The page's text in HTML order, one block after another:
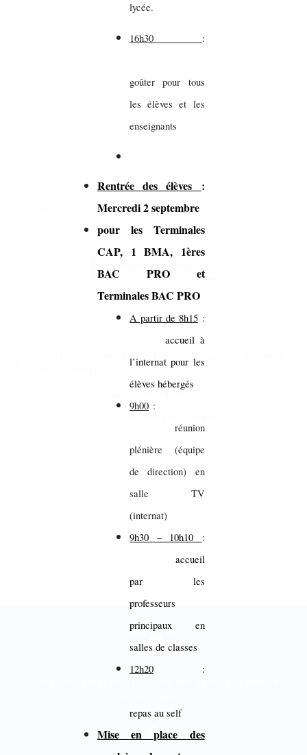
lycée.
16h30 :
goûter pour tous
les élèves et les
enseignants
Rentrée des élèves :
Mercredi 2 septembre
pour les Terminales
CAP, 1 BMA, 1ères
BAC PRO et
Terminales BAC PRO
A partir de 8h15:
accueil à
l’internat pour les
élèves hébergés
9h00 :
réunion
plénière (équipe
de direction) en
salle TV
(internat)
9h30 – 10h10 :
accueil
par les
professeurs
principaux en
salles de classes
12h20 :
repas au self
Mise en place des
Je comprends que les données saisies ne seront utilisées qu'aux fins
exclusives du traitement de ma demande de contact.
Lycée professionnel Jean Monnet, 9 rue des Ursulines,
02.96.74.86.26